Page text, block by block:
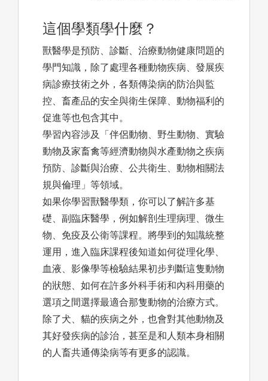
這個學類學什麼？
獸醫學是預防、診斷、治療動物健康問題的
學門知識，除了處理各種動物疾病、發展疾
病診療技術之外，各類傳染病的防治與監
控、畜產品的安全與衛生保障、動物福利的
促進等也包含其中。
學習內容涉及「伴侶動物、野生動物、實驗
動物及家畜禽等經濟動物與水產動物之疾病
預防、診斷與治療、公共衛生、動物相關法
規與倫理」等領域。
如果你學習獸醫學類，你可以了解許多基
礎、副臨床醫學，例如解剖生理病理、微生
物、免疫及公衛等課程。將學到的知識統整
運用，進入臨床課程後知道如何從理化學、
血液、影像學等檢驗結果初步判斷這隻動物
的狀態、如何在許多外科手術和內科用藥的
選項之間選擇最適合那隻動物的治療方式。
除了犬、貓的疾病之外，也會對其他動物及
其好發疾病的診治，甚至是和人類本身相關
的人畜共通傳染病等有更多的認識。